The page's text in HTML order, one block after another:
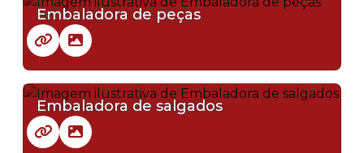
Embaladora de peças
Embaladora de salgados